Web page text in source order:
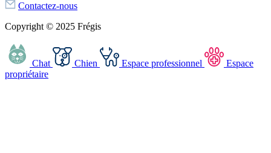
Contactez-nous
Copyright © 2025 Frégis
Chat Chien Espace professionnel
Espace
propriétaire